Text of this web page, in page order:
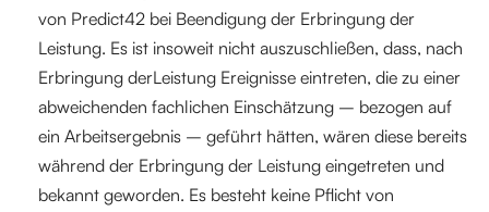
von Predict42 bei Beendigung der Erbringung der
Leistung. Es ist insoweit nicht auszuschließen, dass, nach
Erbringung derLeistung Ereignisse eintreten, die zu einer
abweichenden fachlichen Einschätzung – bezogen auf
ein Arbeitsergebnis – geführt hätten, wären diese bereits
während der Erbringung der Leistung eingetreten und
bekannt geworden. Es besteht keine Pflicht von